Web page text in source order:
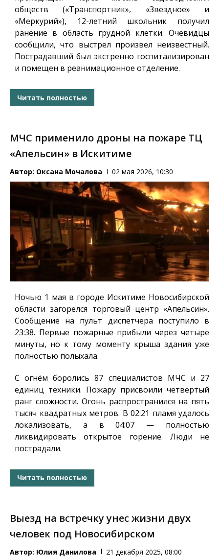
обществ («Транспортник», «Звездное» и
«Меркурий»), 12-летний школьник получил
ранение в область грудной клетки. Очевидцы
сообщили, что выстрел произвел неизвестный.
Пострадавший был экстренно госпитализирован
и помещен в реанимационное отделение.
Читать полностью
МЧС применило дроны на пожаре ТЦ
«Апельсин» в Искитиме
Автор: Оксана Мочалова 02 мая 2026, 10:30
Ночью 1 мая в городе Искитиме Новосибирской
области загорелся торговый центр «Апельсин».
Сообщение на пульт диспетчера поступило в
23:38. Первые пожарные прибыли через четыре
минуты, но к тому моменту крыша здания уже
полностью полыхала.
С огнём боролись 87 специалистов МЧС и 27
единиц техники. Пожару присвоили четвёртый
ранг сложности. Огонь распространился на пять
тысяч квадратных метров. В 02:21 пламя удалось
локализовать, а в 04:07 — полностью
ликвидировать открытое горение. Люди не
пострадали.
Читать полностью
Выезд на встречку унес жизни двух
человек под Новосибирском
Автор: Юлия Данилова 21 декабря 2025, 08:00